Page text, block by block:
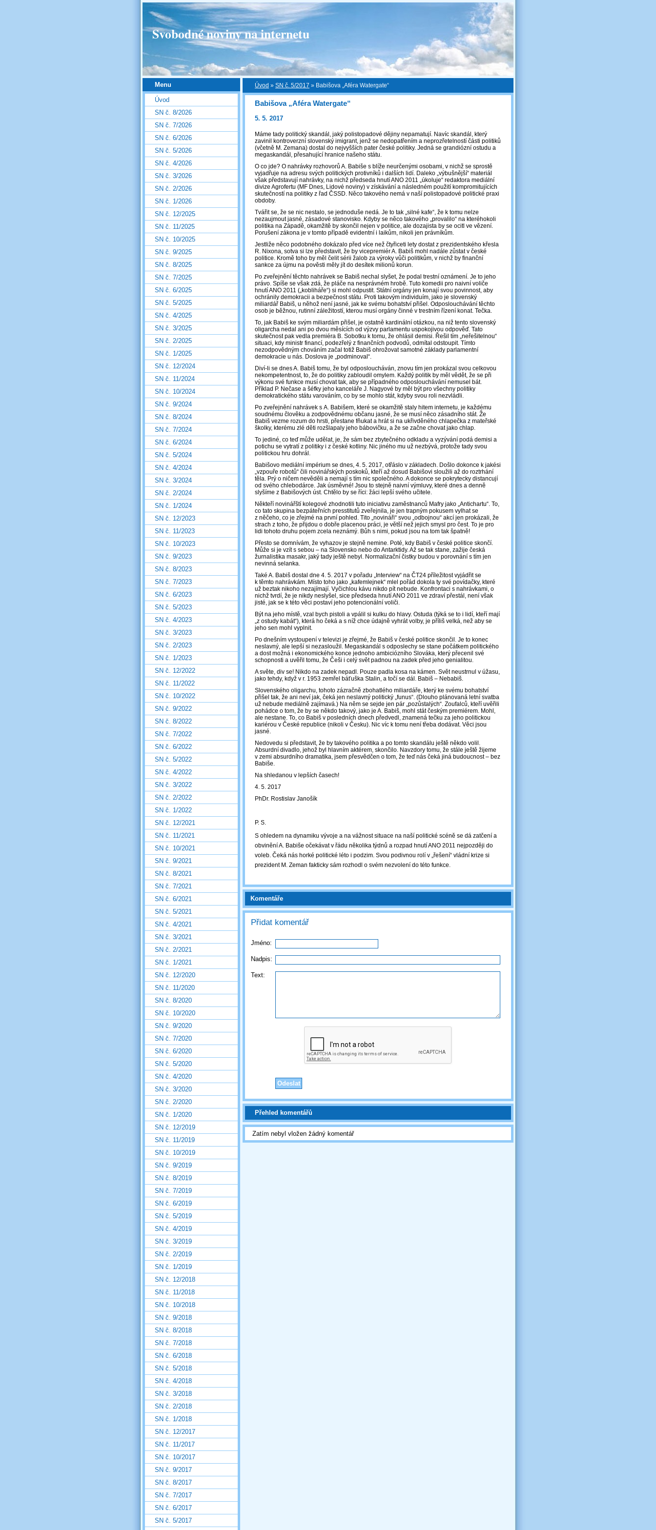
Svobodné noviny na internetu
Úvod » SN č. 5/2017 » Babišova „Aféra Watergate“
Babišova „Aféra Watergate“
5. 5. 2017
Máme tady politický skandál, jaký polistopadové dějiny nepamatují. Navíc skandál, který
zavinil kontroverzní slovenský imigrant, jenž se nedopatřením a neprozřetelností části politiků
(včetně M. Zemana) dostal do nejvyšších pater české politiky. Jedná se grandiózní ostudu a
megaskandál, přesahující hranice našeho státu.
O co jde? O nahrávky rozhovorů A. Babiše s blíže neurčenými osobami, v nichž se sprostě
vyjadřuje na adresu svých politických protivníků i dalších lidí. Daleko „výbušnější“ materiál
však představují nahrávky, na nichž předseda hnutí ANO 2011 „úkoluje“ redaktora mediální
divize Agrofertu (MF Dnes, Lidové noviny) v získávání a následném použití kompromitujících
skutečností na politiky z řad ČSSD. Něco takového nemá v naší polistopadové politické praxi
obdoby.
Tvářit se, že se nic nestalo, se jednoduše nedá. Je to tak „silné kafe“, že k tomu nelze
nezaujmout jasné, zásadové stanovisko. Kdyby se něco takového „provalilo“ na kteréhokoli
politika na Západě, okamžitě by skončil nejen v politice, ale dozajista by se ocitl ve vězení.
Porušení zákona je v tomto případě evidentní i laikům, nikoli jen právníkům.
Jestliže něco podobného dokázalo před více než čtyřiceti lety dostat z prezidentského křesla
R. Nixona, sotva si lze představit, že by vicepremiér A. Babiš mohl nadále zůstat v české
politice. Kromě toho by měl čelit sérii žalob za výroky vůči politikům, v nichž by finanční
sankce za újmu na pověsti měly jít do desítek milionů korun.
Po zveřejnění těchto nahrávek se Babiš nechal slyšet, že podal trestní oznámení. Je to jeho
právo. Spíše se však zdá, že pláče na nesprávném hrobě. Tuto komedii pro naivní voliče
hnutí ANO 2011 („kobliháře“) si mohl odpustit. Státní orgány jen konají svou povinnost, aby
ochránily demokracii a bezpečnost státu. Proti takovým individuím, jako je slovenský
miliardář Babiš, u něhož není jasné, jak ke svému bohatství přišel. Odposlouchávání těchto
osob je běžnou, rutinní záležitostí, kterou musí orgány činné v trestním řízení konat. Tečka.
To, jak Babiš ke svým miliardám přišel, je ostatně kardinální otázkou, na niž tento slovenský
oligarcha nedal ani po dvou měsících od výzvy parlamentu uspokojivou odpověď. Tato
skutečnost pak vedla premiéra B. Sobotku k tomu, že ohlásil demisi. Řešil tím „neřešitelnou“
situaci, kdy ministr financí, podezřelý z finančních podvodů, odmítal odstoupit. Tímto
nezodpovědným chováním začal totiž Babiš ohrožovat samotné základy parlamentní
demokracie u nás. Doslova je „podminoval“.
Diví-li se dnes A. Babiš tomu, že byl odposloucháván, znovu tím jen prokázal svou celkovou
nekompetentnost, to, že do politiky zabloudil omylem. Každý politik by měl vědět, že se při
výkonu své funkce musí chovat tak, aby se případného odposlouchávání nemusel bát.
Příklad P. Nečase a šéfky jeho kanceláře J. Nagyové by měl být pro všechny politiky
demokratického státu varováním, co by se mohlo stát, kdyby svou roli nezvládli.
Po zveřejnění nahrávek s A. Babišem, které se okamžitě staly hitem internetu, je každému
soudnému člověku a zodpovědnému občanu jasné, že se musí něco zásadního stát. Že
Babiš vezme rozum do hrsti, přestane fňukat a hrát si na ukřivděného chlapečka z mateřské
školky, kterému zlé děti rozšlapaly jeho bábovičku, a že se začne chovat jako chlap.
To jediné, co teď může udělat, je, že sám bez zbytečného odkladu a vyzývání podá demisi a
potichu se vytratí z politiky i z české kotliny. Nic jiného mu už nezbývá, protože tady svou
politickou hru dohrál.
Babišovo mediální impérium se dnes, 4. 5. 2017, otřáslo v základech. Došlo dokonce k jakési
„vzpouře robotů“ čili novinářských poskoků, kteří až dosud Babišovi sloužili až do roztrhání
těla. Prý o ničem nevěděli a nemají s tím nic společného. A dokonce se pokrytecky distancují
od svého chlebodárce. Jak úsměvné! Jsou to stejně naivní výmluvy, které dnes a denně
slyšíme z Babišových úst. Chtělo by se říci: žáci lepší svého učitele.
Někteří novinářští kolegové zhodnotili tuto iniciativu zaměstnanců Mafry jako „Antichartu“. To,
co tato skupina bezpáteřních presstitutů zveřejnila, je jen trapným pokusem vylhat se
z něčeho, co je zřejmé na první pohled. Tito „novináři“ svou „odbojnou“ akcí jen prokázali, že
strach z toho, že přijdou o dobře placenou práci, je větší než jejich smysl pro čest. To je pro
lidi tohoto druhu pojem zcela neznámý. Bůh s nimi, pokud jsou na tom tak špatně!
Přesto se domnívám, že vyhazov je stejně nemine. Poté, kdy Babiš v české politice skončí.
Může si je vzít s sebou – na Slovensko nebo do Antarktidy. Až se tak stane, zažije česká
žurnalistika masakr, jaký tady ještě nebyl. Normalizační čistky budou v porovnání s tím jen
nevinná selanka.
Také A. Babiš dostal dne 4. 5. 2017 v pořadu „Interview“ na ČT24 příležitost vyjádřit se
k těmto nahrávkám. Místo toho jako „kafemlejnek“ mlel pořád dokola ty své povídačky, které
už beztak nikoho nezajímají. Vyčichlou kávu nikdo pít nebude. Konfrontaci s nahrávkami, o
nichž tvrdí, že je nikdy neslyšel, sice předseda hnutí ANO 2011 ve zdraví přestál, není však
jisté, jak se k této věci postaví jeho potencionální voliči.
Být na jeho místě, vzal bych pistoli a vpálil si kulku do hlavy. Ostuda (týká se to i lidí, kteří mají
„z ostudy kabát“), která ho čeká a s níž chce údajně vyhrát volby, je příliš velká, než aby se
jeho sen mohl vyplnit.
Po dnešním vystoupení v televizi je zřejmé, že Babiš v české politice skončil. Je to konec
neslavný, ale lepší si nezasloužil. Megaskandál s odposlechy se stane počátkem politického
a dost možná i ekonomického konce jednoho ambiciózního Slováka, který přecenil své
schopnosti a uvěřil tomu, že Češi i celý svět padnou na zadek před jeho genialitou.
A světe, div se! Nikdo na zadek nepadl. Pouze padla kosa na kámen. Svět neustrnul v úžasu,
jako tehdy, když v r. 1953 zemřel báťuška Stalin, a točí se dál. Babiš – Nebabiš.
Slovenského oligarchu, tohoto zázračně zbohatlého miliardáře, který ke svému bohatství
přišel tak, že ani neví jak, čeká jen neslavný politický „funus“. (Dlouho plánovaná letní svatba
už nebude mediálně zajímavá.) Na něm se sejde jen pár „pozůstalých“. Zoufalců, kteří uvěřili
pohádce o tom, že by se někdo takový, jako je A. Babiš, mohl stát českým premiérem. Mohl,
ale nestane. To, co Babiš v posledních dnech předvedl, znamená tečku za jeho politickou
kariérou v České republice (nikoli v Česku). Nic víc k tomu není třeba dodávat. Věci jsou
jasné.
Nedovedu si představit, že by takového politika a po tomto skandálu ještě někdo volil.
Absurdní divadlo, jehož byl hlavním aktérem, skončilo. Navzdory tomu, že stále ještě žijeme
v zemi absurdního dramatika, jsem přesvědčen o tom, že teď nás čeká jiná budoucnost – bez
Babiše.
Na shledanou v lepších časech!
4. 5. 2017
PhDr. Rostislav Janošík
P. S.
S ohledem na dynamiku vývoje a na vážnost situace na naší politické scéně se dá zatčení a
obvinění A. Babiše očekávat v řádu několika týdnů a rozpad hnutí ANO 2011 nejpozději do
voleb. Čeká nás horké politické léto i podzim. Svou podivnou rolí v „řešení“ vládní krize si
prezident M. Zeman fakticky sám rozhodl o svém nezvolení do této funkce.
Komentáře
Přidat komentář
Jméno:
Nadpis:
Text:
Přehled komentářů
Zatím nebyl vložen žádný komentář
Menu
Úvod
SN č. 8/2026
SN č. 7/2026
SN č. 6/2026
SN č. 5/2026
SN č. 4/2026
SN č. 3/2026
SN č. 2/2026
SN č. 1/2026
SN č. 12/2025
SN č. 11/2025
SN č. 10/2025
SN č. 9/2025
SN č. 8/2025
SN č. 7/2025
SN č. 6/2025
SN č. 5/2025
SN č. 4/2025
SN č. 3/2025
SN č. 2/2025
SN č. 1/2025
SN č. 12/2024
SN č. 11/2024
SN č. 10/2024
SN č. 9/2024
SN č. 8/2024
SN č. 7/2024
SN č. 6/2024
SN č. 5/2024
SN č. 4/2024
SN č. 3/2024
SN č. 2/2024
SN č. 1/2024
SN č. 12/2023
SN č. 11/2023
SN č. 10/2023
SN č. 9/2023
SN č. 8/2023
SN č. 7/2023
SN č. 6/2023
SN č. 5/2023
SN č. 4/2023
SN č. 3/2023
SN č. 2/2023
SN č. 1/2023
SN č. 12/2022
SN č. 11/2022
SN č. 10/2022
SN č. 9/2022
SN č. 8/2022
SN č. 7/2022
SN č. 6/2022
SN č. 5/2022
SN č. 4/2022
SN č. 3/2022
SN č. 2/2022
SN č. 1/2022
SN č. 12/2021
SN č. 11/2021
SN č. 10/2021
SN č. 9/2021
SN č. 8/2021
SN č. 7/2021
SN č. 6/2021
SN č. 5/2021
SN č. 4/2021
SN č. 3/2021
SN č. 2/2021
SN č. 1/2021
SN č. 12/2020
SN č. 11/2020
SN č. 8/2020
SN č. 10/2020
SN č. 9/2020
SN č. 7/2020
SN č. 6/2020
SN č. 5/2020
SN č. 4/2020
SN č. 3/2020
SN č. 2/2020
SN č. 1/2020
SN č. 12/2019
SN č. 11/2019
SN č. 10/2019
SN č. 9/2019
SN č. 8/2019
SN č. 7/2019
SN č. 6/2019
SN č. 5/2019
SN č. 4/2019
SN č. 3/2019
SN č. 2/2019
SN č. 1/2019
SN č. 12/2018
SN č. 11/2018
SN č. 10/2018
SN č. 9/2018
SN č. 8/2018
SN č. 7/2018
SN č. 6/2018
SN č. 5/2018
SN č. 4/2018
SN č. 3/2018
SN č. 2/2018
SN č. 1/2018
SN č. 12/2017
SN č. 11/2017
SN č. 10/2017
SN č. 9/2017
SN č. 8/2017
SN č. 7/2017
SN č. 6/2017
SN č. 5/2017